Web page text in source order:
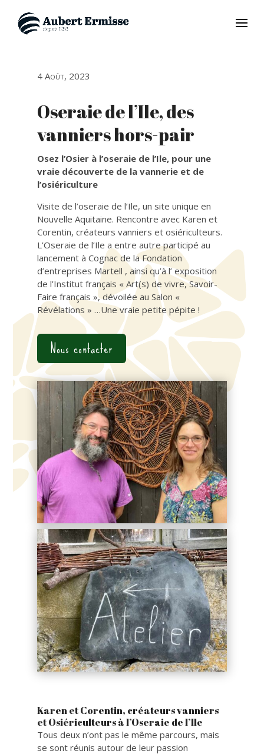
4 Août, 2023
Oseraie de l’Ile, des
vanniers hors-pair
Osez l’Osier à l’oseraie de l’Ile, pour une
vraie découverte de la vannerie et de
l’osiériculture
Visite de l’oseraie de l’Ile, un site unique en
Nouvelle Aquitaine. Rencontre avec Karen et
Corentin, créateurs vanniers et osiériculteurs.
L’Oseraie de l’Ile a entre autre participé au
lancement à Cognac de la Fondation
d’entreprises Martell , ainsi qu’à l’ exposition
de l’Institut français « Art(s) de vivre, Savoir-
Faire français », dévoilée au Salon «
Révélations » …Une vraie petite pépite !
Nous contacter
Karen et Corentin, créateurs vanniers
et Osiériculteurs à l’Oseraie de l’Ile
Tous deux n’ont pas le même parcours, mais
se sont réunis autour de leur passion